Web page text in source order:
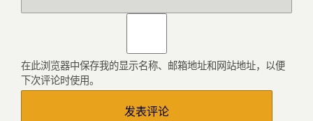
在此浏览器中保存我的显示名称、邮箱地址和网站地址，以便
下次评论时使用。